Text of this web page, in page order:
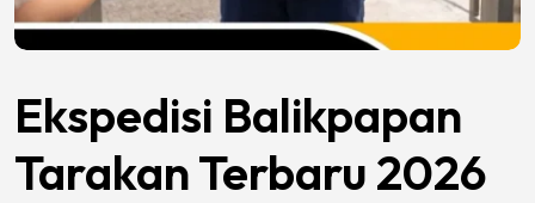
Ekspedisi Balikpapan
Tarakan Terbaru 2026